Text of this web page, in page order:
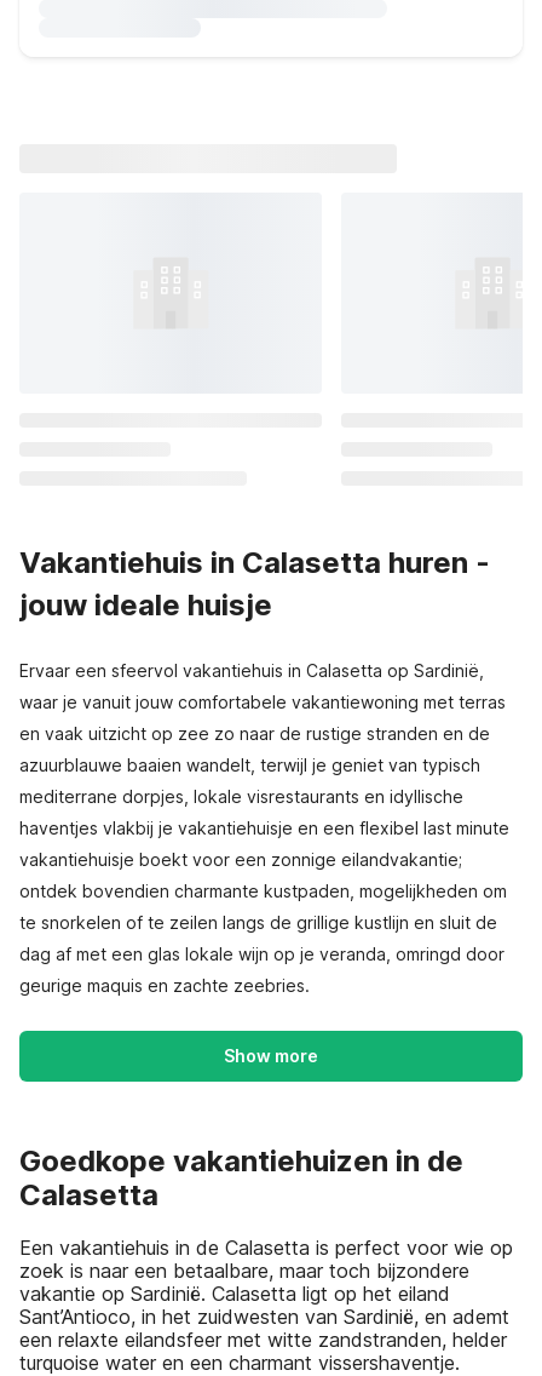
Vakantiehuis in Calasetta huren -
jouw ideale huisje
Ervaar een sfeervol vakantiehuis in Calasetta op Sardinië,
waar je vanuit jouw comfortabele vakantiewoning met terras
en vaak uitzicht op zee zo naar de rustige stranden en de
azuurblauwe baaien wandelt, terwijl je geniet van typisch
mediterrane dorpjes, lokale visrestaurants en idyllische
haventjes vlakbij je vakantiehuisje en een flexibel last minute
vakantiehuisje boekt voor een zonnige eilandvakantie;
ontdek bovendien charmante kustpaden, mogelijkheden om
te snorkelen of te zeilen langs de grillige kustlijn en sluit de
dag af met een glas lokale wijn op je veranda, omringd door
geurige maquis en zachte zeebries.
Show more
Goedkope vakantiehuizen in de
Calasetta
Een vakantiehuis in de Calasetta is perfect voor wie op
zoek is naar een betaalbare, maar toch bijzondere
vakantie op Sardinië. Calasetta ligt op het eiland
Sant’Antioco, in het zuidwesten van Sardinië, en ademt
een relaxte eiland­sfeer met witte zandstranden, helder
turquoise water en een charmant vissershaventje.